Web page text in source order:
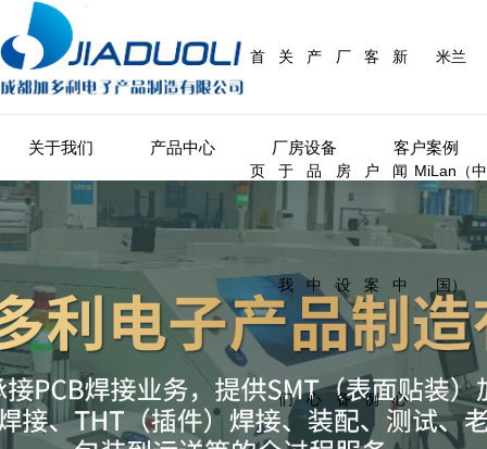
首
页
关
于
我
们
产
品
中
心
厂
房
设
备
客
户
案
例
新
闻
中
心
米兰
MiLan（中
国）
关于我们 产品中心 厂房设备 客户案例